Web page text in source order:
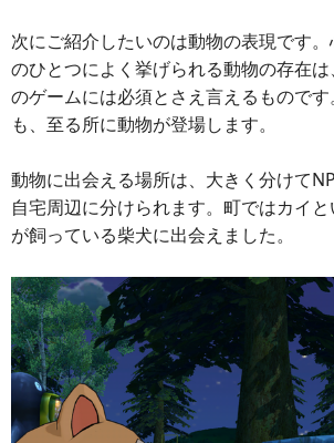
次にご紹介したいのは動物の表現です
のひとつによく挙げられる動物の存在
のゲームには必須とさえ言えるもので
も、至る所に動物が登場します。
動物に出会える場所は、大きく分けて
自宅周辺に分けられます。町ではカイ
が飼っている柴犬に出会えました。